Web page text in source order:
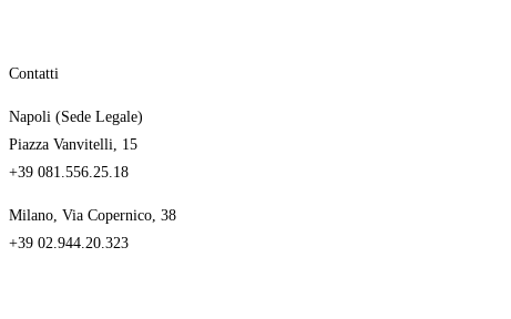
Contatti
Napoli (Sede Legale)
Piazza Vanvitelli, 15
+39 081.556.25.18
Milano, Via Copernico, 38
+39 02.944.20.323